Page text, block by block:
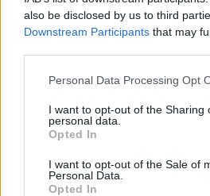
also be disclosed by us to third
Downstream Participants that may
Please note that this website/app
not limited to your visit or usage
grant or deny consent to Google
use your data for below specified
consent section.
Personal Data Processing Opt
I want to opt-out of the Sharing
personal data.
Opted In
I want to opt-out of the Sale of
Personal Data.
Opted In
Látlelet a hazai
Egyetlen, fél
múlt Bicske
Mohács a csata
évfordulójára